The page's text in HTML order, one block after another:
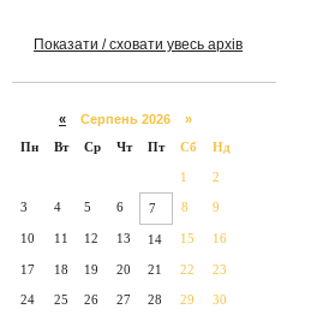
Показати / сховати увесь архів
« Серпень 2026 »
Пн
Вт Ср Чт Пт Сб Нд
1 2
3 4 5 6 7 8 9
10 11 12 13 14 15 16
17 18 19 20 21 22 23
24 25 26 27 28 29 30